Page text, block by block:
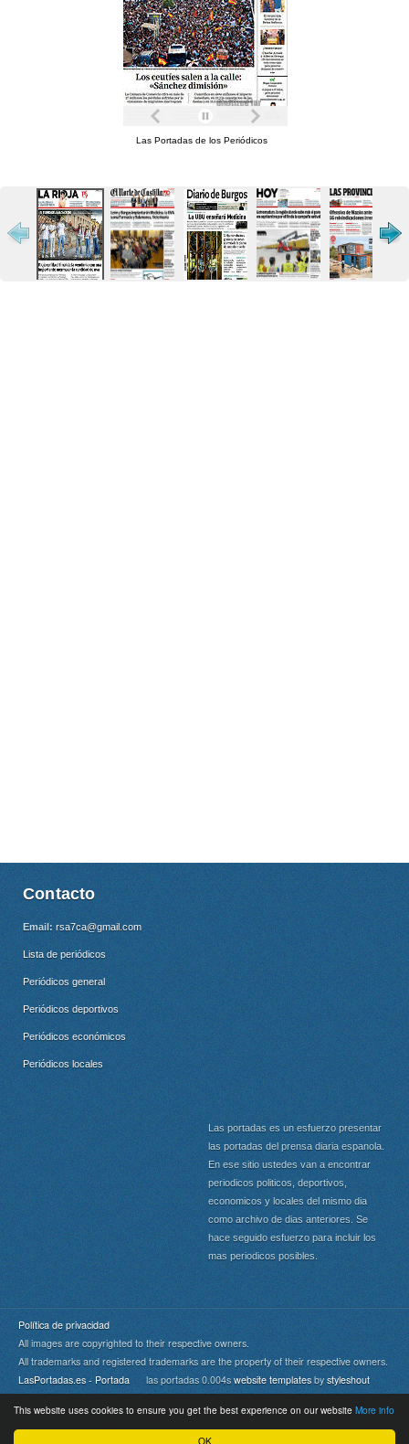
OK
This website uses cookies to ensure you get the best experience on our website More info
Las Portadas de los Periódicos
Contacto
Email: rsa7ca@gmail.com
Lista de periódicos
Periódicos general
Periódicos deportivos
Periódicos económicos
Periódicos locales
Las portadas es un esfuerzo presentar
las portadas del prensa diaria espanola.
En ese sitio ustedes van a encontrar
periodicos politicos, deportivos,
economicos y locales del mismo dia
como archivo de dias anteriores. Se
hace seguido esfuerzo para incluir los
mas periodicos posibles.
Política de privacidad
All images are copyrighted to their respective owners.
All trademarks and registered trademarks are the property of their respective owners.
LasPortadas.es - Portada las portadas 0.004s website templates by styleshout